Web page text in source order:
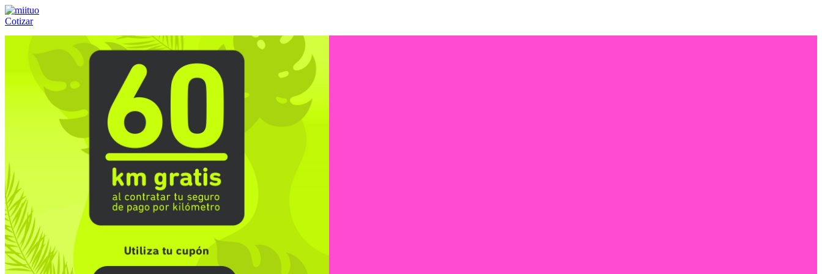
Cotizar
(55) 84-21-05-00ó800-953-00-59